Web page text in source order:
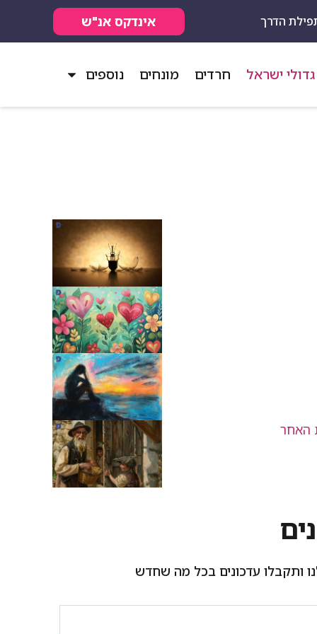
הדרך אינדקס אנ"ש
גדולי ישראל חרדים מונחים נוספים
האחר
ותקבלו עדכונים בכל מה שחדש